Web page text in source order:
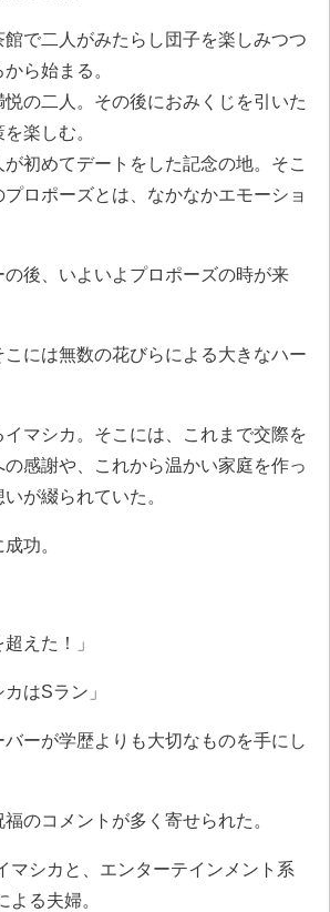
で二人がみたらし団子を楽しみつつ
ら始まる。
の二人。その後におみくじを引いた
楽しむ。
初めてデートをした記念の地。そこ
ロポーズとは、なかなかエモーショ
後、いよいよプロポーズの時が来
には無数の花びらによる大きなハー
マシカ。そこには、これまで交際を
感謝や、これから温かい家庭を作っ
が綴られていた。
功。
えた！」
はSラン」
バーが学歴よりも大切なものを手にし
のコメントが多く寄せられた。
マシカと、エンターテインメント系
よる夫婦。